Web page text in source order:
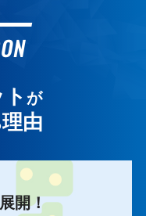
が
理由
開！